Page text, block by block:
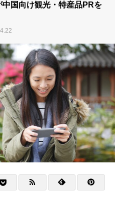
国向け観光・特産品PRを